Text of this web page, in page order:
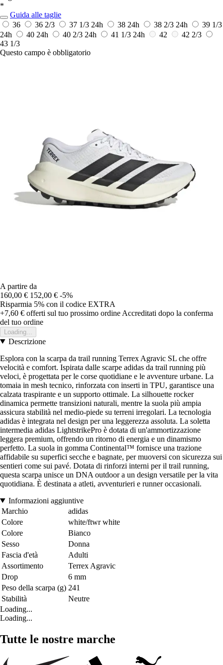
*
Guida alle taglie
36
36 2/3 37 1/3 24h 38 24h 38 2/3 24h
39 1/3
24h
40 24h 40 2/3 24h 41 1/3 24h 42
42 2/3
43 1/3
Questo campo è obbligatorio
A partire da
160,00 € 152,00 € -5%
Risparmia 5% con il codice EXTRA
+7,60 € offerti sul tuo prossimo ordine Accreditati dopo la conferma
del tuo ordine
Loading...
Descrizione
Esplora con la scarpa da trail running Terrex Agravic SL che offre
velocità e comfort. Ispirata dalle scarpe adidas da trail running più
veloci, è progettata per le corse quotidiane e le avventure urbane. La
tomaia in mesh tecnico, rinforzata con inserti in TPU, garantisce una
calzata traspirante e un supporto ottimale. La silhouette rocker
dinamica permette transizioni naturali, mentre la suola più ampia
assicura stabilità nel medio-piede su terreni irregolari. La tecnologia
adidas è integrata nel design per una leggerezza assoluta. La soletta
intermedia adidas LightstrikePro è dotata di un'ammortizzazione
leggera premium, offrendo un ritorno di energia e un dinamismo
perfetto. La suola in gomma Continental™ fornisce una trazione
affidabile su superfici secche e bagnate, per muoversi con sicurezza sui
sentieri come sui pavé. Dotata di rinforzi interni per il trail running,
questa scarpa unisce un DNA outdoor a un design versatile per la vita
quotidiana. È destinata a atleti, avventurieri e runner occasionali.
Informazioni aggiuntive
Marchio
adidas
Colore
white/ftwr white
Colore
Bianco
Sesso
Donna
Fascia d'età
Adulti
Assortimento
Terrex Agravic
Drop
6 mm
Peso della scarpa (g) 241
Stabilità
Neutre
Loading...
Loading...
Tutte le nostre marche